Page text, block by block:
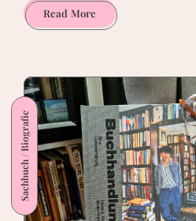
Read MoreIllustriertes
Schmuckstück:
des
Windes
Sachbuch / Biografie